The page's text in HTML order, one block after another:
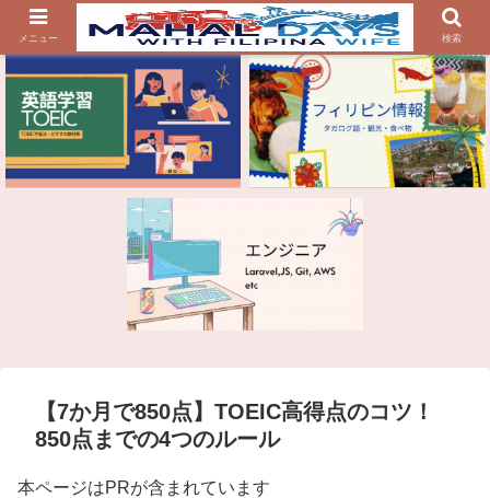
【7か月で850点】TOEIC高得点のコツ！
850点までの4つのルール
本ページはPRが含まれています
メニュー 検索